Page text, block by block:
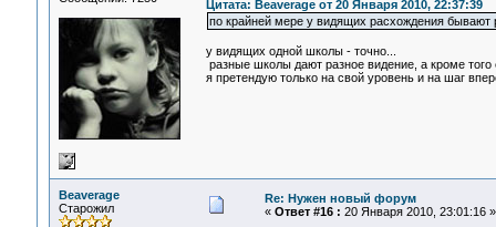
Цитата: Beaverage от 20 Января 2010, 22:37:39
по крайней мере у видящих расхождения бывают
у видящих одной школы - точно...
разные школы дают разное видение, а кроме
я претендую только на свой уровень и на шаг
Beaverage
Старожил
Re: Нужен новый форум
« Ответ #16 : 20 Января 2010, 23:01:16 »